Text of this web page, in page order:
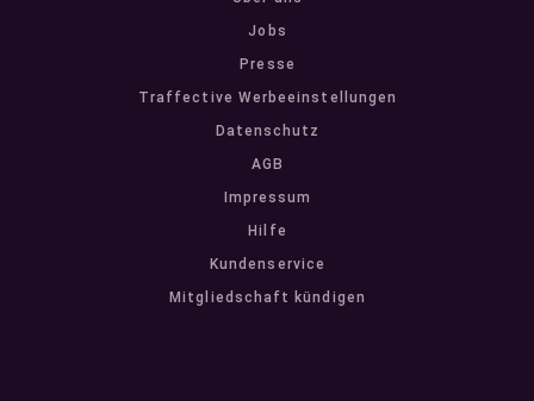
Jobs
Presse
Traffective Werbeeinstellungen
Datenschutz
AGB
Impressum
Hilfe
Kundenservice
Mitgliedschaft kündigen